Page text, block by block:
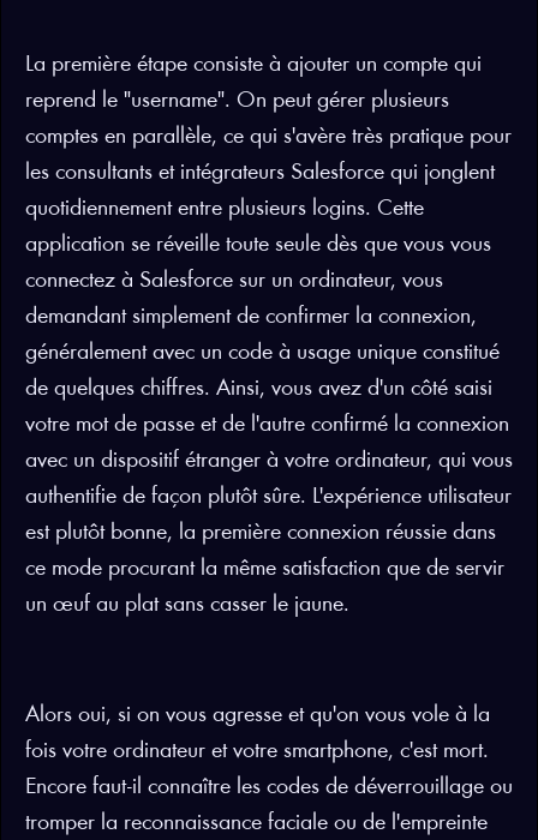
La première étape consiste à ajouter un compte qui
reprend le "username". On peut gérer plusieurs
comptes en parallèle, ce qui s'avère très pratique pour
les consultants et intégrateurs Salesforce qui jonglent
quotidiennement entre plusieurs logins. Cette
application se réveille toute seule dès que vous vous
connectez à Salesforce sur un ordinateur, vous
demandant simplement de confirmer la connexion,
généralement avec un code à usage unique constitué
de quelques chiffres. Ainsi, vous avez d'un côté saisi
votre mot de passe et de l'autre confirmé la connexion
avec un dispositif étranger à votre ordinateur, qui vous
authentifie de façon plutôt sûre. L'expérience utilisateur
est plutôt bonne, la première connexion réussie dans
ce mode procurant la même satisfaction que de servir
un œuf au plat sans casser le jaune.
Alors oui, si on vous agresse et qu'on vous vole à la
fois votre ordinateur et votre smartphone, c'est mort.
Encore faut-il connaître les codes de déverrouillage ou
tromper la reconnaissance faciale ou de l'empreinte